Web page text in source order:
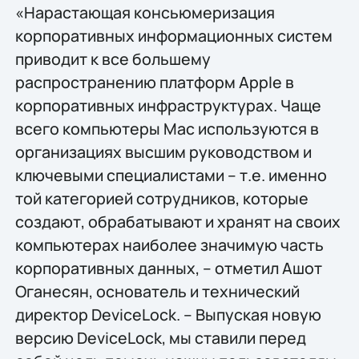
«Нарастающая консьюмеризация
корпоративных информационных систем
приводит к всe большему
распространению платформ Apple в
корпоративных инфраструктурах. Чаще
всего компьютеры Mac используются в
организациях высшим руководством и
ключевыми специалистами – т.е. именно
той категорией сотрудников, которые
создают, обрабатывают и хранят на своих
компьютерах наиболее значимую часть
корпоративных данных, – отметил Ашот
Оганесян, основатель и технический
директор DeviceLock. – Выпуская новую
версию DeviceLock, мы ставили перед